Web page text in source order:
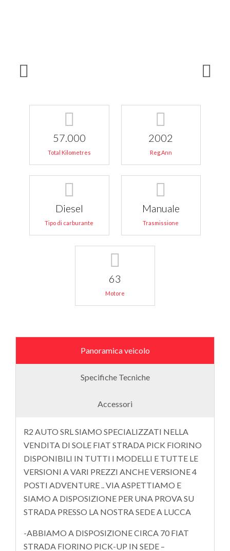
57.000
Total Kilometres
2002
Reg.Ann
Diesel
Tipo di carburante
Manuale
Trasmissione
63
Motore
Panoramica veicolo
Specifiche Tecniche
Accessori
R2 AUTO SRL SIAMO SPECIALIZZATI NELLA
VENDITA DI SOLE FIAT STRADA PICK FIORINO
DISPONIBILI IN TUTTI I MODELLI E TUTTE LE
VERSIONI A VARI PREZZI ANCHE VERSIONE 4
POSTI ADVENTURE .. VIA ASPETTIAMO E
SIAMO A DISPOSIZIONE PER UNA PROVA SU
STRADA PRESSO LA NOSTRA SEDE A LUCCA
-ABBIAMO A DISPOSIZIONE CIRCA 70 FIAT
STRADA FIORINO PICK-UP IN SEDE –